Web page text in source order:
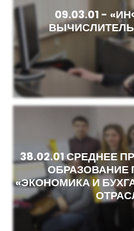
09.03.01 -
38.02.01 СРЕДНЕЕ
ОБРАЗОВАНИЕ
«ЭКОНОМИКА И